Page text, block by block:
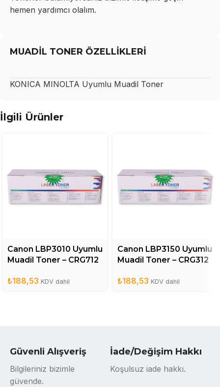
hemen yardımcı olalım.
MUADİL TONER ÖZELLİKLERİ
KONICA MINOLTA Uyumlu Muadil Toner
İlgili Ürünler
Canon LBP3010 Uyumlu
Muadil Toner – CRG712
₺188,53 KDV dahil
Canon LBP3150 Uyumlu
Muadil Toner – CRG312
₺188,53 KDV dahil
Güvenli Alışveriş
Bilgileriniz bizimle
güvende.
İade/Değişim Hakkı
Koşulsuz iade hakkı.